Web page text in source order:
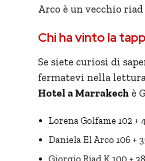
Arco è un vecchio
Chi ha vinto la
Se siete curiosi di
fermatevi nella
Hotel a Marrakech è
Lorena Golfame 102 +
Daniela El Arco 106 +
Giorgio Riad K 100 +